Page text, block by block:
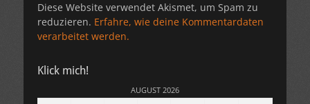
Diese Website verwendet Akismet, um Spam zu
reduzieren. Erfahre, wie deine Kommentardaten
verarbeitet werden.
Klick mich!
AUGUST 2026